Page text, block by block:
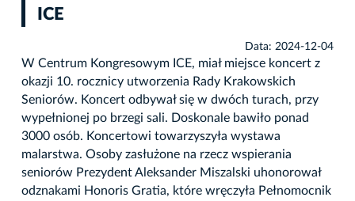
ICE
Data: 2024-12-04
W Centrum Kongresowym ICE, miał miejsce koncert z
okazji 10. rocznicy utworzenia Rady Krakowskich
Seniorów. Koncert odbywał się w dwóch turach, przy
wypełnionej po brzegi sali. Doskonale bawiło ponad
3000 osób. Koncertowi towarzyszyła wystawa
malarstwa. Osoby zasłużone na rzecz wspierania
seniorów Prezydent Aleksander Miszalski uhonorował
odznakami Honoris Gratia, które wręczyła Pełnomocnik